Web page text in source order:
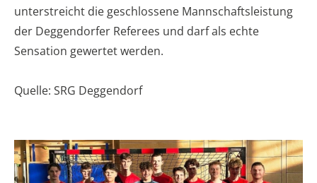
unterstreicht die geschlossene Mannschaftsleistung
der Deggendorfer Referees und darf als echte
Sensation gewertet werden.
Quelle: SRG Deggendorf